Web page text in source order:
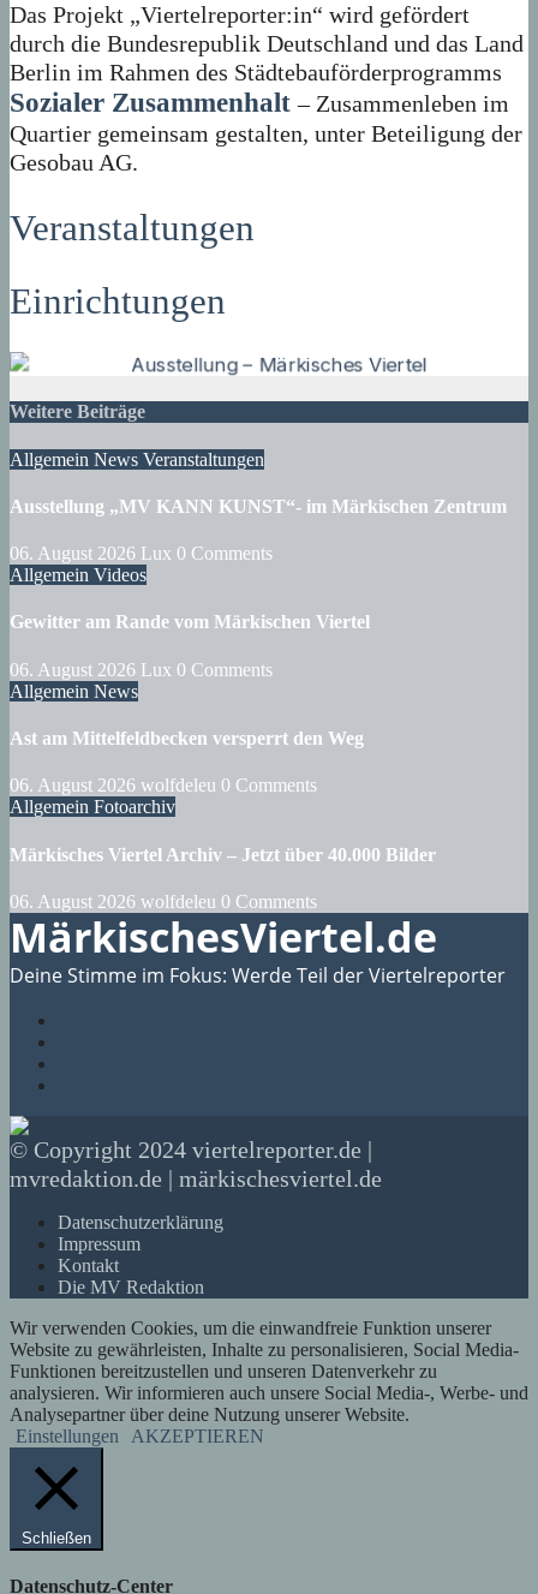
Das Projekt „Viertelreporter:in“ wird gefördert
durch die Bundesrepublik Deutschland und das Land
Berlin im Rahmen des Städtebauförderprogramms
Sozialer Zusammenhalt – Zusammenleben im
Quartier gemeinsam gestalten, unter Beteiligung der
Gesobau AG.
Veranstaltungen
Einrichtungen
Weitere Beiträge
Allgemein News Veranstaltungen
Ausstellung „MV KANN KUNST“- im Märkischen Zentrum
06. August 2026 Lux 0 Comments
Allgemein Videos
Gewitter am Rande vom Märkischen Viertel
06. August 2026 Lux 0 Comments
Allgemein News
Ast am Mittelfeldbecken versperrt den Weg
06. August 2026 wolfdeleu 0 Comments
Allgemein Fotoarchiv
Märkisches Viertel Archiv – Jetzt über 40.000 Bilder
06. August 2026 wolfdeleu 0 Comments
MärkischesViertel.de
Deine Stimme im Fokus: Werde Teil der Viertelreporter
© Copyright 2024 viertelreporter.de |
mvredaktion.de | märkischesviertel.de
Datenschutzerklärung
Impressum
Kontakt
Die MV Redaktion
Wir verwenden Cookies, um die einwandfreie Funktion unserer
Website zu gewährleisten, Inhalte zu personalisieren, Social Media-
Funktionen bereitzustellen und unseren Datenverkehr zu
analysieren. Wir informieren auch unsere Social Media-, Werbe- und
Analysepartner über deine Nutzung unserer Website.
Einstellungen
AKZEPTIEREN
Schließen
Datenschutz-Center